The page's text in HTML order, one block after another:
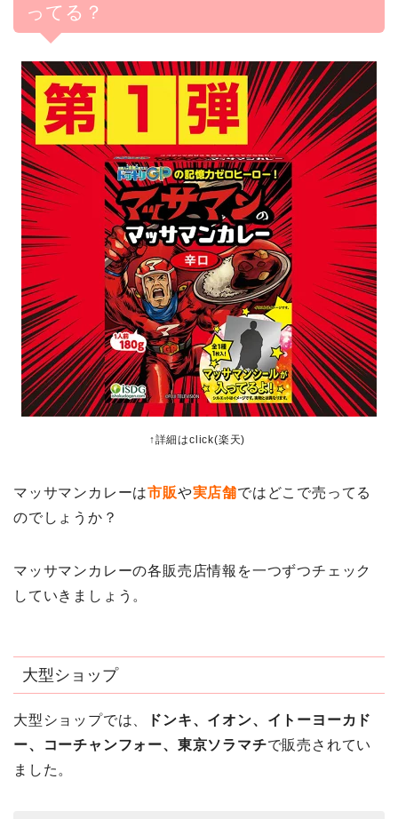
ってる？
↑詳細はclick(楽天)
マッサマンカレーは市販や実店舗ではどこで売ってる
のでしょうか？
マッサマンカレーの各販売店情報を一つずつチェック
していきましょう。
大型ショップ
大型ショップでは、
ドンキ、イオン、イトーヨーカド
ー、コーチャンフォー、東京ソラマチで販売されてい
ました。